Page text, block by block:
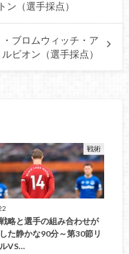
ン（選手採点）
・ブロムウィッチ・ア
ルビオン（選手採点）
戦術
略と選手の組み合わせが
た静かな90分～第30節リ
VS…